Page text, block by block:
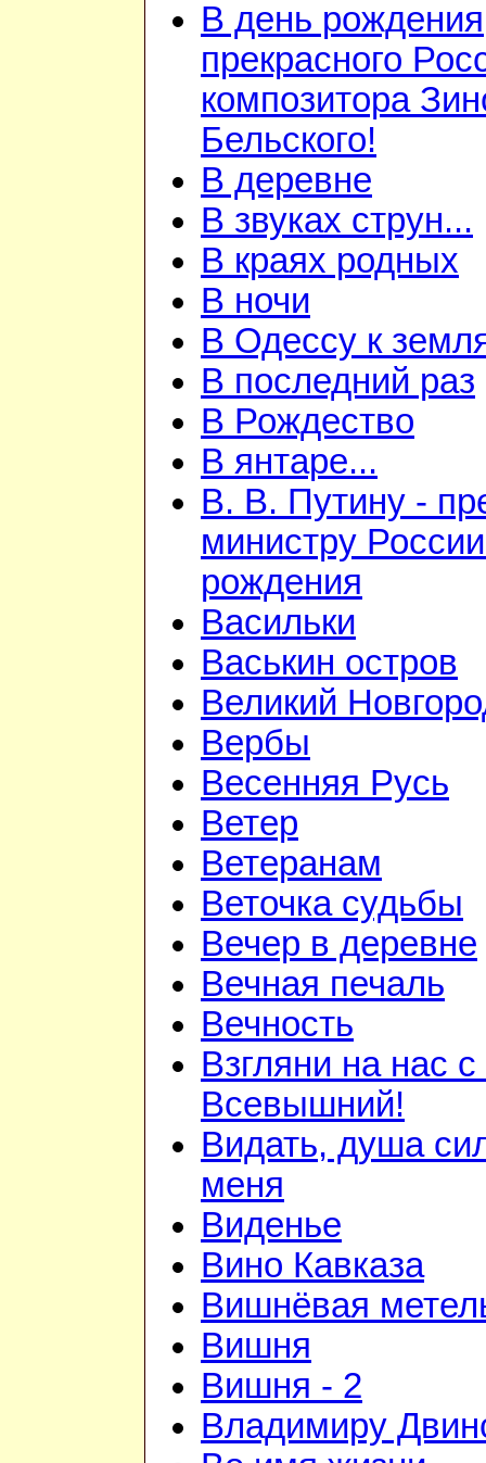
В день рождения
прекрасного
композитора
Бельского!
В деревне
В звуках струн...
В краях родных
В ночи
В Одессу к
В последний раз
В Рождество
В янтаре...
В. В. Путину -
министру
рождения
Васильки
Васькин остров
Великий
Вербы
Весенняя Русь
Ветер
Ветеранам
Веточка судьбы
Вечер в деревне
Вечная печаль
Вечность
Взгляни на нас
Всевышний!
Видать, душа
меня
Виденье
Вино Кавказа
Вишнёвая
Вишня
Вишня - 2
Владимиру